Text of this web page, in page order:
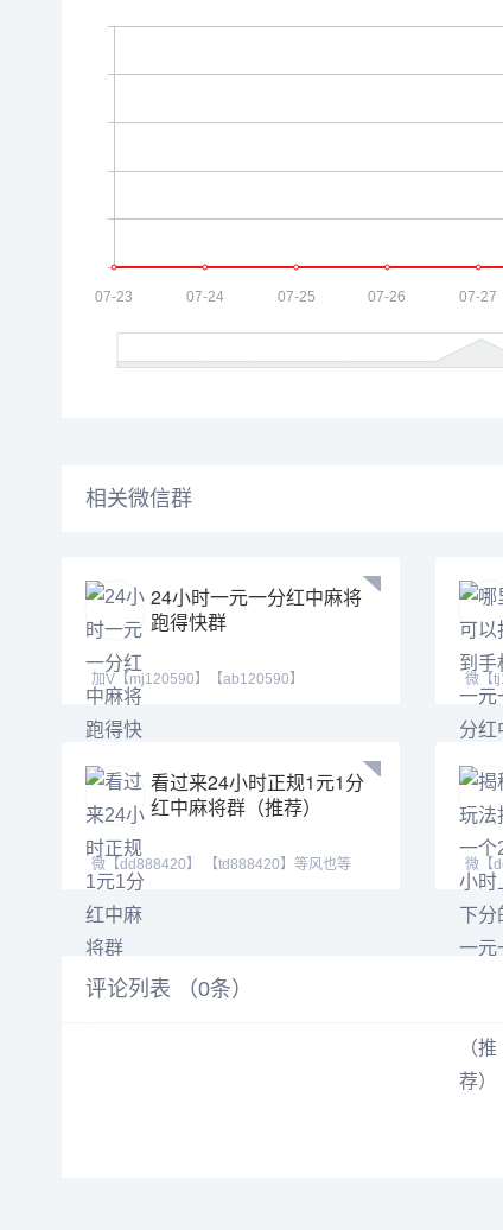
相关微信群
24小时一元一分红中麻将
跑得快群
加V【mj120590】【ab120590】
【tj525555】加不上微信
微【
红中
看过来24小时正规1元1分
红中麻将群（推荐）
微【dd888420】 【td888420】等风也等
你。喜欢打麻将
微【
你。
评论列表 （0条）